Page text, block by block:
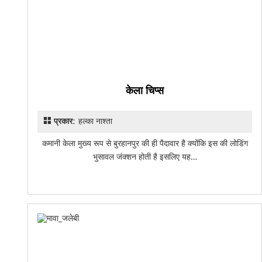
केला चिप्स
प्रकार:हल्का नाश्ता
कमानी केला मुख्य रूप से बुरहानपुर की ही पैदावार है क्योंकि इस की लोडिंग
भुसावल जंक्शन होती है इसलिए यह…